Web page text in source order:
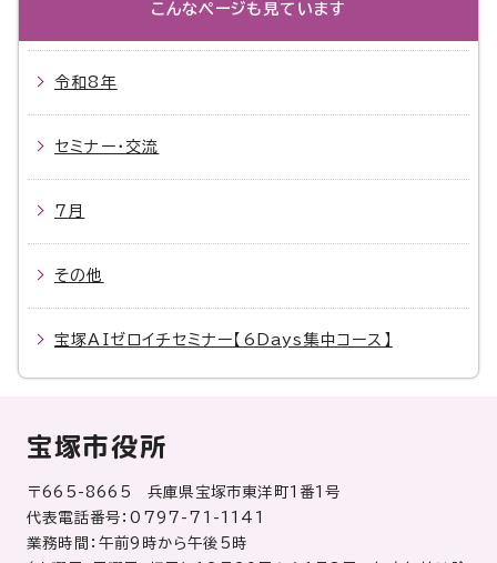
こんなページも見ています
令和8年
セミナー・交流
7月
その他
宝塚AIゼロイチセミナー【6Days集中コース】
宝塚市役所
〒665-8665 兵庫県宝塚市東洋町1番1号
代表電話番号：0797-71-1141
業務時間：午前9時から午後5時